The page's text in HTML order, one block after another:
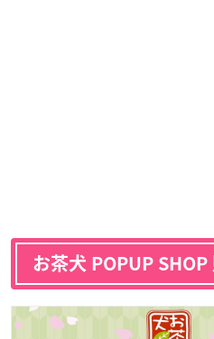
お茶犬 POPUP SHOP